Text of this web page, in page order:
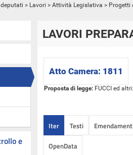
> Lavori > Attività Legislativa > Progetti
e
LAVORI
Atto Camera: 1811
Proposta di legge:FUCCI ed
Iter Testi
OpenData